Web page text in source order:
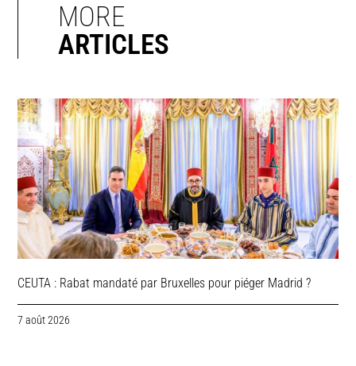
MORE
ARTICLES
CEUTA : Rabat mandaté par Bruxelles pour piéger Madrid ?
7 août 2026